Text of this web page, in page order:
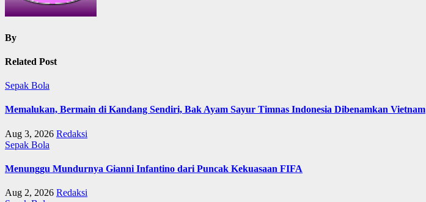
By
Related Post
Sepak Bola
Memalukan, Bermain di Kandang Sendiri, Bak Ayam Sayur Timnas Indonesia Dibenamkan Vietnam
Aug 3, 2026 Redaksi
Sepak Bola
Menunggu Mundurnya Gianni Infantino dari Puncak Kekuasaan FIFA
Aug 2, 2026 Redaksi